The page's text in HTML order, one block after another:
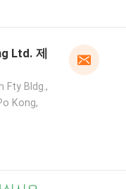
Ltd. 제
Fty Bldg.,
Kong,